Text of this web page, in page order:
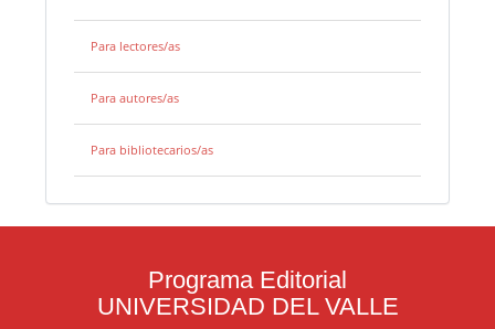
Para lectores/as
Para autores/as
Para bibliotecarios/as
Programa Editorial
UNIVERSIDAD DEL VALLE